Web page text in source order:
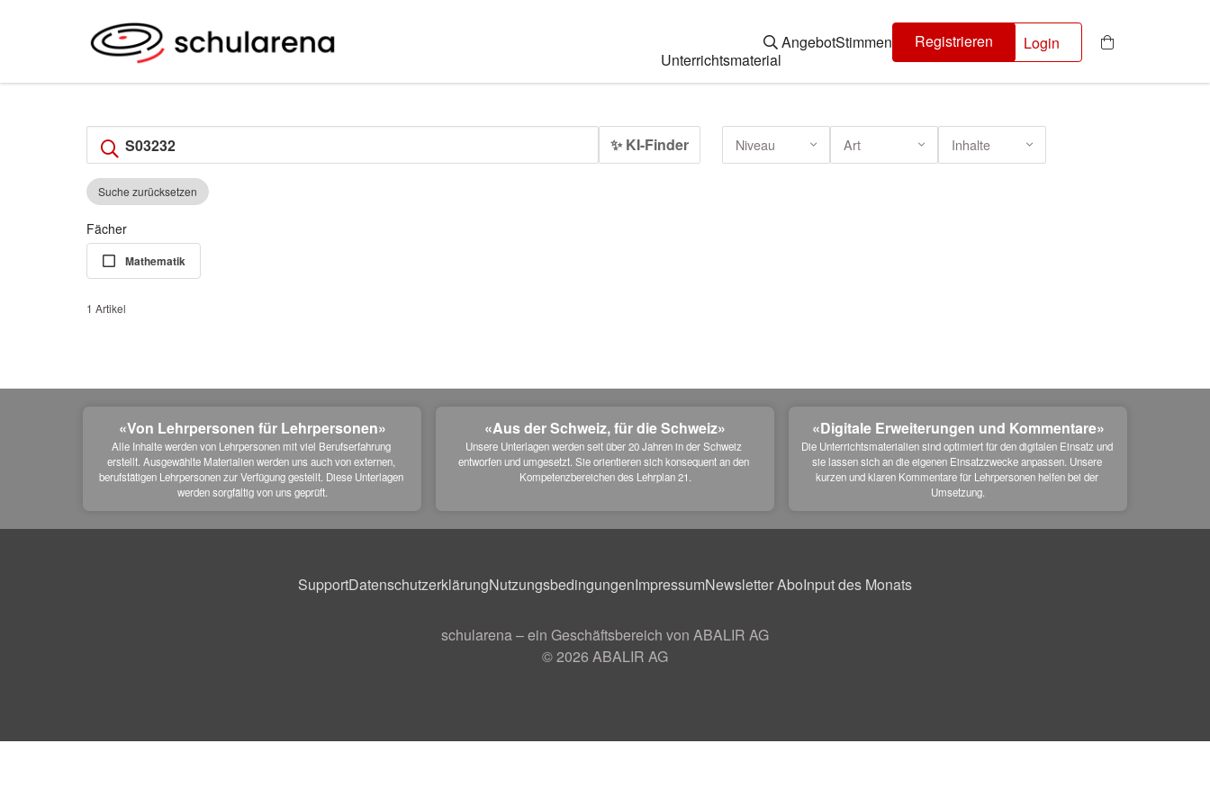
Unterrichtsmaterial
AngebotStimmen Registrieren Login
✨ KI-Finder Niveau Art Inhalte
Suche zurücksetzen
Fächer
Mathematik
1 Artikel
«Von Lehrpersonen für Lehrpersonen»
Alle Inhalte werden von Lehrpersonen mit viel Berufserfahrung
erstellt. Ausgewählte Materialien werden uns auch von externen,
berufstätigen Lehrpersonen zur Verfügung gestellt. Diese Unterlagen
werden sorgfältig von uns geprüft.
«Aus der Schweiz, für die Schweiz»
Unsere Unterlagen werden seit über 20 Jahren in der Schweiz
entworfen und umgesetzt. Sie orientieren sich konsequent an den
Kompetenzbereichen des Lehrplan 21.
«Digitale Erweiterungen und Kommentare»
Die Unterrichtsmaterialien sind optimiert für den digitalen Einsatz und
sie lassen sich an die eigenen Einsatzzwecke anpassen. Unsere
kurzen und klaren Kommentare für Lehrpersonen helfen bei der
Umsetzung.
SupportDatenschutzerklärungNutzungsbedingungenImpressumNewsletter AboInput des Monats
schularena – ein Geschäftsbereich von ABALIR AG
© 2026 ABALIR AG